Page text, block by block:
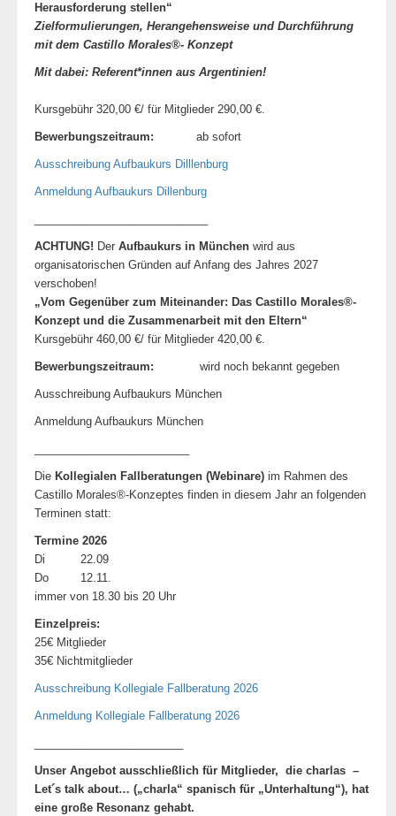
Herausforderung stellen“
Zielformulierungen, Herangehensweise und Durchführung
mit dem Castillo Morales®- Konzept
Mit dabei: Referent*innen aus Argentinien!
Kursgebühr 320,00 €/ für Mitglieder 290,00 €.
Bewerbungszeitraum:ab sofort
Ausschreibung Aufbaukurs Dilllenburg
Anmeldung Aufbaukurs Dillenburg
ACHTUNG! Der Aufbaukurs in Münchenwird aus
organisatorischen Gründen auf Anfang des Jahres 2027
verschoben!
„Vom Gegenüber zum Miteinander: Das Castillo Morales®-
Konzept und die Zusammenarbeit mit den Eltern“
Kursgebühr 460,00 €/ für Mitglieder 420,00 €.
Bewerbungszeitraum:wird noch bekannt gegeben
Ausschreibung Aufbaukurs München
Anmeldung Aufbaukurs München
Die Kollegialen Fallberatungen (Webinare) im Rahmen des
Castillo Morales®-Konzeptes finden in diesem Jahr an folgenden
Terminen statt:
Termine 2026
Di 22.09
Do 12.11.
immer von 18.30 bis 20 Uhr
Einzelpreis:
25€ Mitglieder
35€ Nichtmitglieder
Ausschreibung Kollegiale Fallberatung 2026
Anmeldung Kollegiale Fallberatung 2026
Unser Angebot ausschließlich für Mitglieder, die charlas –
Let´s talk about… („charla“ spanisch für „Unterhaltung“), hat
eine große Resonanz gehabt.